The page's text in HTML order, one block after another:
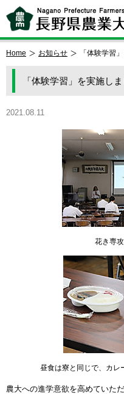
Home お知らせ 「体験学習
「体験学習」を実施しま
2021.08.11
花き専
昼食は寮と同じで、カレ
農大への進学意欲を高めていた